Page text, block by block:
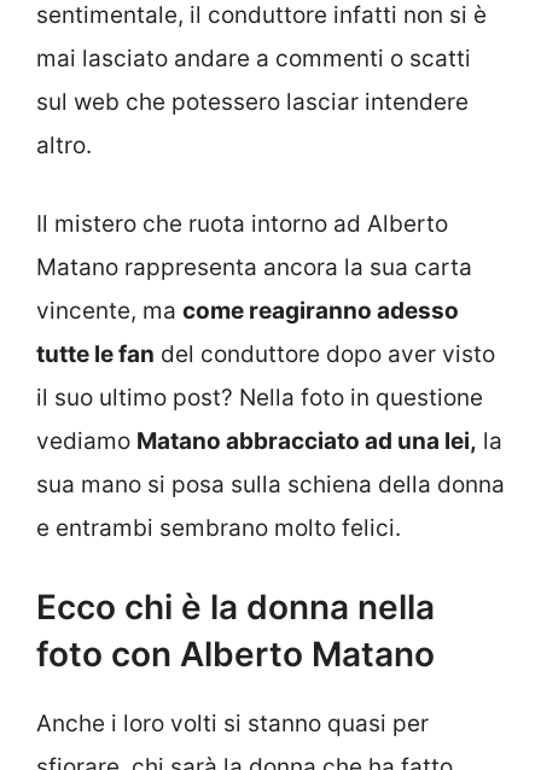
sentimentale, il conduttore infatti non si è
mai lasciato andare a commenti o scatti
sul web che potessero lasciar intendere
altro.
Il mistero che ruota intorno ad Alberto
Matano rappresenta ancora la sua carta
vincente, ma come reagiranno adesso
tutte le fan del conduttore dopo aver visto
il suo ultimo post? Nella foto in questione
vediamo Matano abbracciato ad una lei, la
sua mano si posa sulla schiena della donna
e entrambi sembrano molto felici.
Ecco chi è la donna nella
foto con Alberto Matano
Anche i loro volti si stanno quasi per